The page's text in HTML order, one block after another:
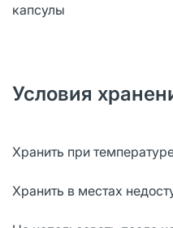
капсулы
Условия
Хранить при
Хранить в местах